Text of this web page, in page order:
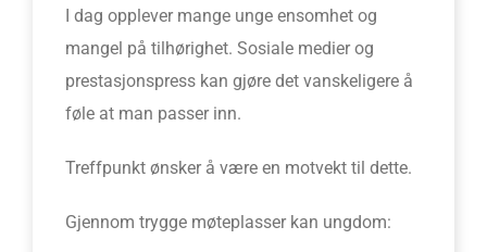
I dag opplever mange unge ensomhet og
mangel på tilhørighet. Sosiale medier og
prestasjonspress kan gjøre det vanskeligere å
føle at man passer inn.
Treffpunkt ønsker å være en motvekt til dette.
Gjennom trygge møteplasser kan ungdom: